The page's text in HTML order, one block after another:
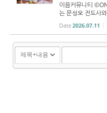
이음커뮤니티
는 문성오 전도사
예배 공동체 ‘이
열었다. 이날 모임
함...
Date2026.07.11